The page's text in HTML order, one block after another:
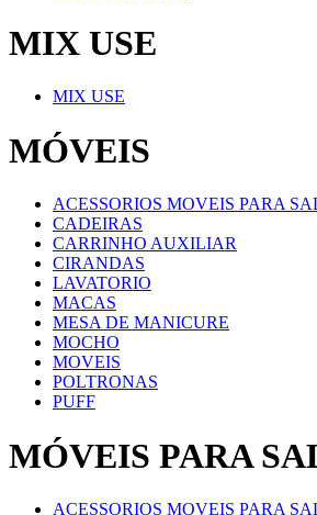
MIX USE
MIX USE
MÓVEIS
ACESSORIOS MOVEIS PARA
CADEIRAS
CARRINHO AUXILIAR
CIRANDAS
LAVATORIO
MACAS
MESA DE MANICURE
MOCHO
MOVEIS
POLTRONAS
PUFF
MÓVEIS PARA
ACESSORIOS MOVEIS PARA